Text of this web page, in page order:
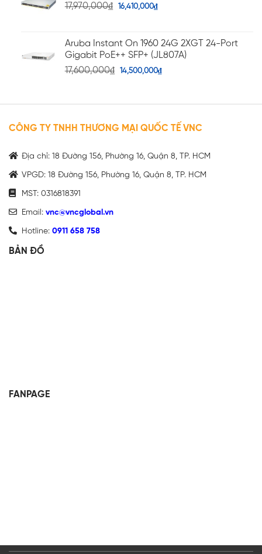
17,970,000₫ 16,410,000₫
Aruba Instant On 1960 24G 2XGT 24-Port
Gigabit PoE++ SFP+ (JL807A)
17,600,000₫ 14,500,000₫
CÔNG TY TNHH THƯƠNG MẠI QUỐC TẾ VNC
Địa chỉ: 18 Đường 156, Phường 16, Quận 8, TP. HCM
VPGD: 18 Đường 156, Phường 16, Quận 8, TP. HCM
MST: 0316818391
Email: vnc@vncglobal.vn
Hotline: 0911 658 758
BẢN ĐỒ
FANPAGE